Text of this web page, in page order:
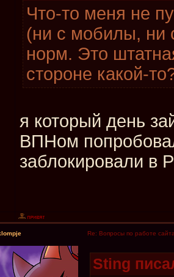
Что-то меня не
(ни с мобилы, ни
норм. Это
стороне какой-
я который день
ВПНом
заблокировали в
Re: Вопросы по работе
Sting